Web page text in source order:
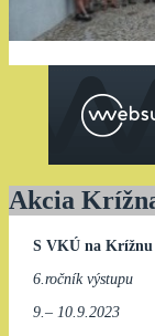
Akcia
S VKÚ na Krížnu
6.ročník výstupu
9.– 10.9.2023